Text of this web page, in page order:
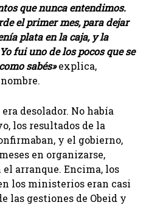
que nunca entendimos.
el primer mes, para dejar
plata en la caja, y la
fui uno de los pocos que se
sabés»explica,
desolador. No había
los resultados de la
y el gobierno,
en organizarse,
arranque. Encima, los
los ministerios eran casi
las gestiones de Obeid y